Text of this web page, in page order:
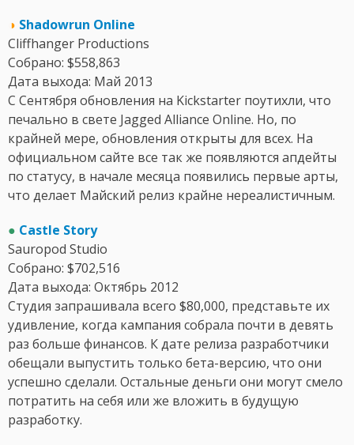
◑ Shadowrun Online
Cliffhanger Productions
Собрано: $558,863
Дата выхода: Май 2013
С Сентября обновления на Kickstarter поутихли, что
печально в свете Jagged Alliance Online. Но, по
крайней мере, обновления открыты для всех. На
официальном сайте все так же появляются апдейты
по статусу, в начале месяца появились первые арты,
что делает Майский релиз крайне нереалистичным.
● Castle Story
Sauropod Studio
Собрано: $702,516
Дата выхода: Октябрь 2012
Студия запрашивала всего $80,000, представьте их
удивление, когда кампания собрала почти в девять
раз больше финансов. К дате релиза разработчики
обещали выпустить только бета-версию, что они
успешно сделали. Остальные деньги они могут смело
потратить на себя или же вложить в будущую
разработку.